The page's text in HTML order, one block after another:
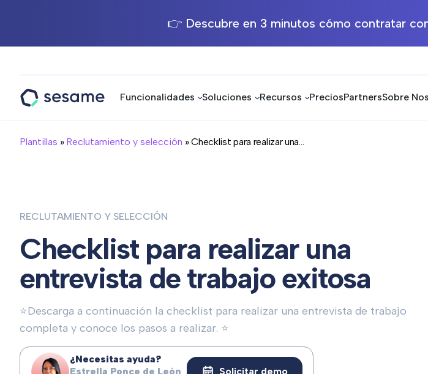
👉 Descubre en 3 minutos cómo contratar
Funcionalidades Soluciones Recursos PreciosPartnersSobre
Plantillas » Reclutamiento y selección » Checklist para realizar una...
RECLUTAMIENTO Y SELECCIÓN
Checklist para realizar una
entrevista de trabajo exitosa
⭐Descarga a continuación la checklist para realizar una entrevista de trabajo
completa y conoce los pasos a realizar. ⭐
¿Necesitas ayuda?
Estrella Ponce de León
Solicitar demo